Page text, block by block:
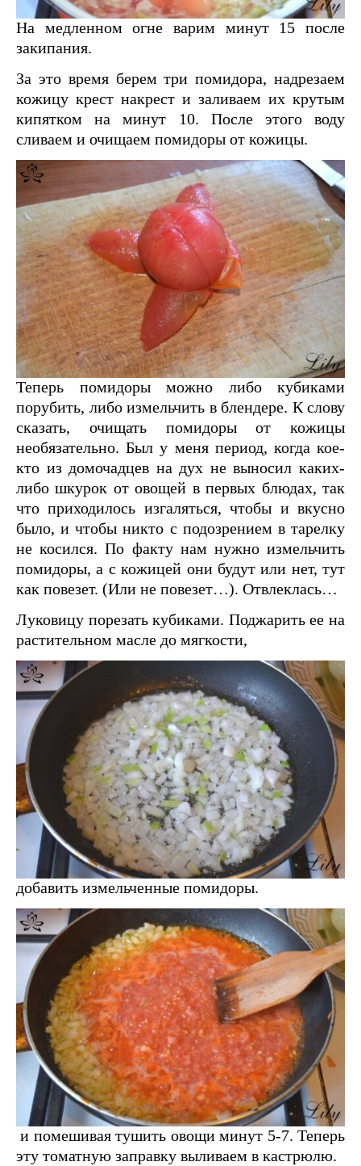
На медленном огне варим минут 15 после
закипания.
За это время берем три помидора, надрезаем
кожицу крест накрест и заливаем их крутым
кипятком на минут 10. После этого воду
сливаем и очищаем помидоры от кожицы.
Теперь помидоры можно либо кубиками
порубить, либо измельчить в блендере. К слову
сказать, очищать помидоры от кожицы
необязательно. Был у меня период, когда кое-
кто из домочадцев на дух не выносил каких-
либо шкурок от овощей в первых блюдах, так
что приходилось изгаляться, чтобы и вкусно
было, и чтобы никто с подозрением в тарелку
не косился. По факту нам нужно измельчить
помидоры, а с кожицей они будут или нет, тут
как повезет. (Или не повезет…). Отвлеклась…
Луковицу порезать кубиками. Поджарить ее на
растительном масле до мягкости,
добавить измельченные помидоры.
и помешивая тушить овощи минут 5-7. Теперь
эту томатную заправку выливаем в кастрюлю.